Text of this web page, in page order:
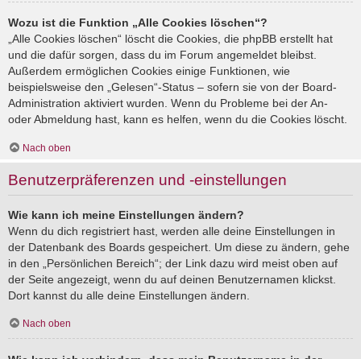
Wozu ist die Funktion „Alle Cookies löschen“?
„Alle Cookies löschen“ löscht die Cookies, die phpBB erstellt hat
und die dafür sorgen, dass du im Forum angemeldet bleibst.
Außerdem ermöglichen Cookies einige Funktionen, wie
beispielsweise den „Gelesen“-Status – sofern sie von der Board-
Administration aktiviert wurden. Wenn du Probleme bei der An-
oder Abmeldung hast, kann es helfen, wenn du die Cookies löscht.
Nach oben
Benutzerpräferenzen und -einstellungen
Wie kann ich meine Einstellungen ändern?
Wenn du dich registriert hast, werden alle deine Einstellungen in
der Datenbank des Boards gespeichert. Um diese zu ändern, gehe
in den „Persönlichen Bereich“; der Link dazu wird meist oben auf
der Seite angezeigt, wenn du auf deinen Benutzernamen klickst.
Dort kannst du alle deine Einstellungen ändern.
Nach oben